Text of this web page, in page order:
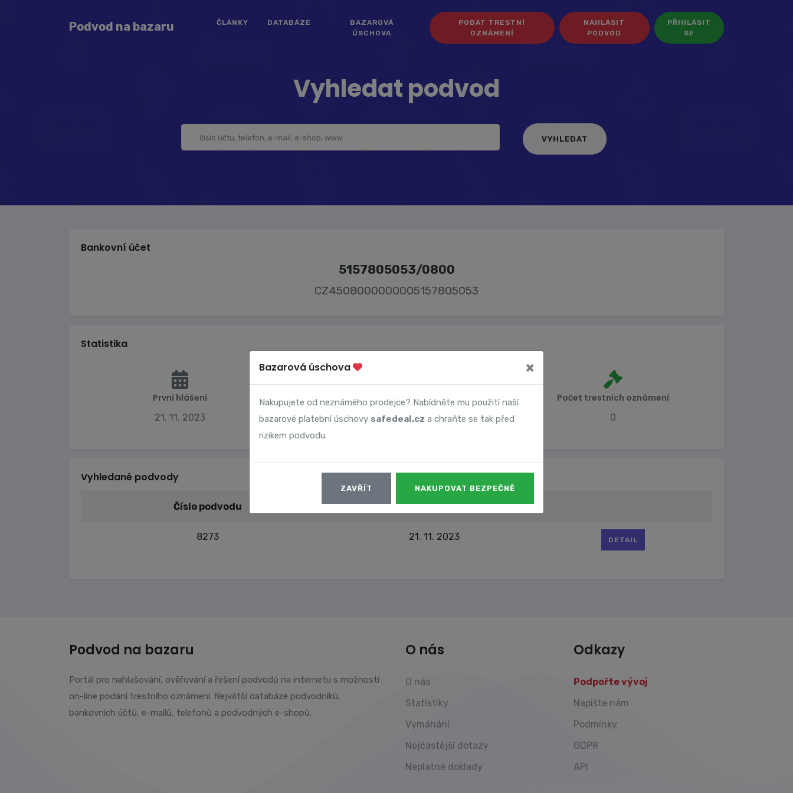
Podvod na bazaru ČLÁNKY DATABÁZE
BAZAROVÁ
ÚSCHOVA
PODAT TRESTNÍ
OZNÁMENÍ
NAHLÁSIT
PODVOD
PŘIHLÁSIT
SE
Vyhledat podvod
Bankovní účet
5157805053/0800
CZ4508000000005157805053
Statistika
První hlášení
21. 11. 2023
Majitel účtu
Viktor Kovář
Počet trestních oznámení
0
Vyhledané podvody
Číslo podvodu Datum
8273 21. 11. 2023 DETAIL
Podvod na bazaru
Portál pro nahlašování, ověřování a řešení podvodů na internetu s možností
on-line podání trestního oznámení. Největší databáze podvodníků,
bankovních účtů, e-mailů, telefonů a podvodných e-shopů.
O nás
O nás
Statistiky
Vymáhání
Nejčastější dotazy
Neplatné doklady
Odkazy
Podpořte vývoj
Napište nám
Podmínky
GDPR
API
Bazarová úschova ×
Nakupujete od neznámého prodejce? Nabídněte mu použití naší
bazarové platební úschovy safedeal.cz a chraňte se tak před
rizikem podvodu.
ZAVŘÍT NAKUPOVAT BEZPEČNĚ